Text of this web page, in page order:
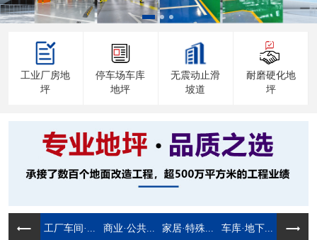
工业厂房地
坪
停车场车库
地坪
无震动止滑
坡道
耐磨硬化地
坪
工厂车间·... 商业·公共... 家居·特殊... 车库·地下...